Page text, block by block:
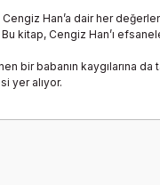
Han’a dair her
kitap, Cengiz Han’ı
babanın kaygılarına da
yer alıyor.